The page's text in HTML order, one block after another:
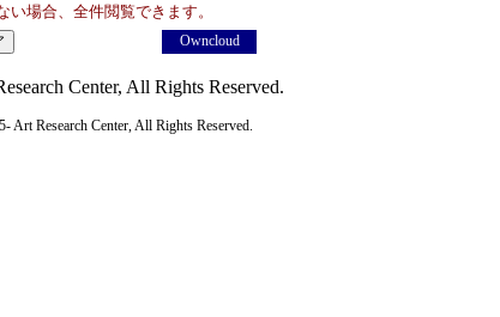
場合、全件閲覧できます。
Owncloud
Center, All Rights Reserved.
Art Research Center, All Rights Reserved.